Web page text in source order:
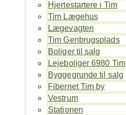
Hjertestartere i Tim
Tim Lægehus
Lægevagten
Tim Genbrugsplads
Boliger til salg
Lejeboliger 6980 Tim
Byggegrunde til salg
Fibernet Tim by
Vestrum
Stationen